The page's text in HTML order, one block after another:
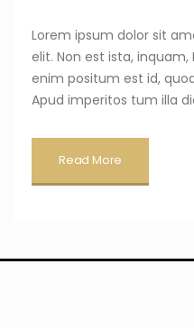
Lorem ipsum dolor sit
elit. Non est ista, inquam,
enim positum est id,
Apud imperitos tum illa
Read More